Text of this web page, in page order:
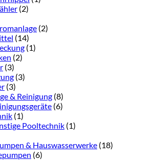
(2)
(2)
(14)
(1)
(2)
(3)
(3)
(3)
& Reinigung (8)
(6)
(1)
Pooltechnik (1)
& Hauswasserwerke (18)
(6)